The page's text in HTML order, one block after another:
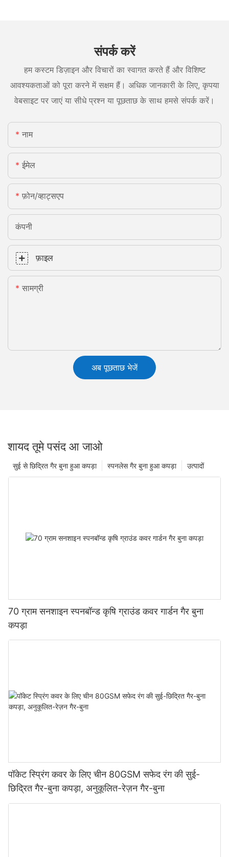
संपर्क करें
हम कस्टम डिज़ाइन और विचारों का स्वागत करते हैं और विशिष्ट
आवश्यकताओं को पूरा करने में सक्षम हैं। अधिक जानकारी के लिए, कृपया
वेबसाइट पर जाएं या सीधे प्रश्न या पूछताछ के साथ हमसे संपर्क करें।
नाम
ईमेल
फ़ोन/व्हाट्सएप
कंपनी
फ़ाइल
सामग्री
अब पूछताछ भेजें
शायद तूमे पसंद आ जाओ
उत्पादों
स्पनलेस गैर बुना हुआ कपड़ा
सुई से छिद्रित गैर बुना हुआ कपड़ा
70 ग्राम सनशाइन स्पनबॉन्ड कृषि ग्राउंड कवर गार्डन गैर बुना
कपड़ा
पॉकेट स्प्रिंग कवर के लिए चीन 80GSM सफेद रंग की सुई-
छिद्रित गैर-बुना कपड़ा, अनुकूलित-रेज़न गैर-बुना